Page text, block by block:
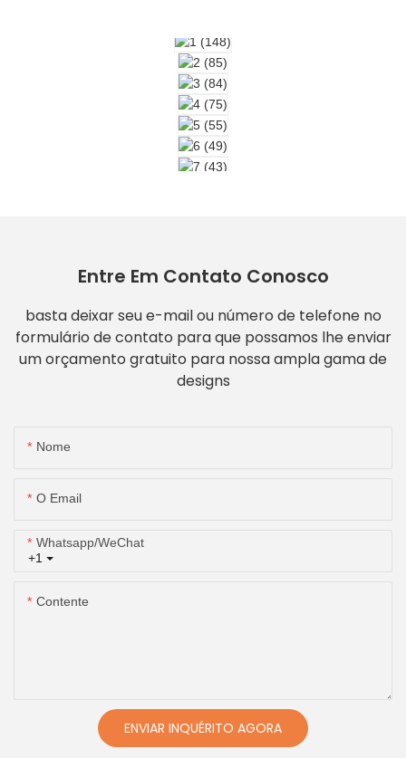
Entre Em Contato Conosco
basta deixar seu e-mail ou número de telefone no
formulário de contato para que possamos lhe enviar
um orçamento gratuito para nossa ampla gama de
designs
Nome
O Email
+1
Whatsapp/WeChat
Contente
ENVIAR INQUÉRITO AGORA